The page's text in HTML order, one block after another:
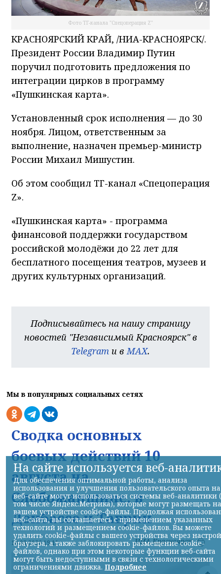
Фото ТГ-канала "Спецоперация Z"
КРАСНОЯРСКИЙ КРАЙ, /НИА-КРАСНОЯРСК/.
Президент России Владимир Путин
поручил подготовить предложения по
интеграции цирков в программу
«Пушкинская карта».
Установленный срок исполнения — до 30
ноября. Лицом, ответственным за
выполнение, назначен премьер-министр
России Михаил Мишустин.
Об этом сообщил ТГ-канал «Спецоперация
Z».
«Пушкинская карта» - программа
финансовой поддержки государством
российской молодёжи до 22 лет для
бесплатного посещения театров, музеев и
других культурных организаций.
Подписывайтесь на нашу страницу
новостей "Независимый Красноярск" в
Telegram и в MAX.
Мы в популярных социальных сетях
Сводка основных
боевых действий 10
августа на
Слобожанщине, в
Донбассе и Таврии
10.08.2026 19:11 НИА-Красноярск
На сайте используется веб-
Для обеспечения оптимальной работы, анализа
использования и улучшения пользовательского опыта на
веб-сайте могут использоваться системы веб-аналитики
том числе Яндекс.Метрика), которые могут размещать на
вашем устройстве cookie-файлы. Продолжая
веб-сайта, вы соглашаетесь с применением указанных
технологий и размещением cookie-файлов. Вы можете
удалить cookie-файлы с вашего устройства через
браузера, а также заблокировать размещение cookie-
файлов, однако при этом некоторые функции веб-сайта
могут быть недоступными в связи с технологическими
ограничениями движка. Подробнее